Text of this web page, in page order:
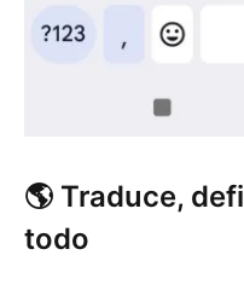
🌎 Traduce,
todo